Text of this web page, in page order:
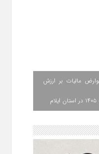
تومان عوارض مالیات بر ارزش